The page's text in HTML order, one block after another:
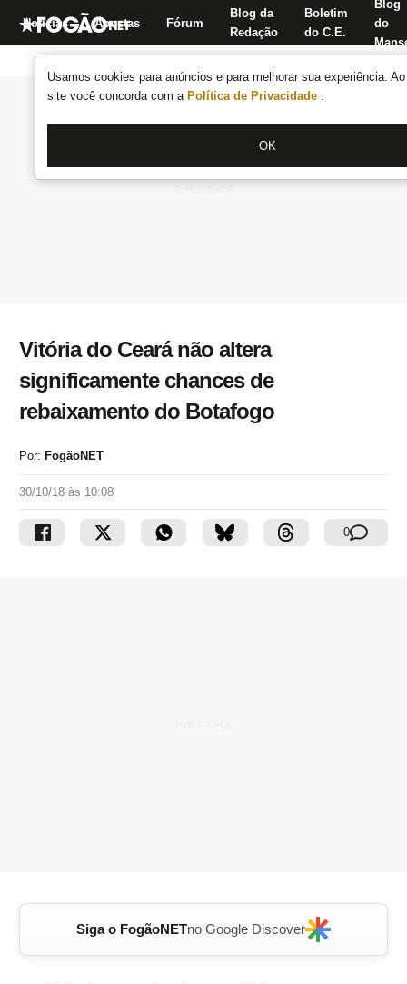
Usamos cookies para anúncios e para melhorar sua experiência.
site você concorda com a Política de Privacidade .
OK
Notícias Apostas Fórum
Blog da
Redação
Boletim
do C.E.
Blog
do
Vitória do Ceará não altera
significamente chances de
rebaixamento do Botafogo
Por: FogãoNET
30/10/18 às 10:08
0
Siga o FogãoNETno Google Discover